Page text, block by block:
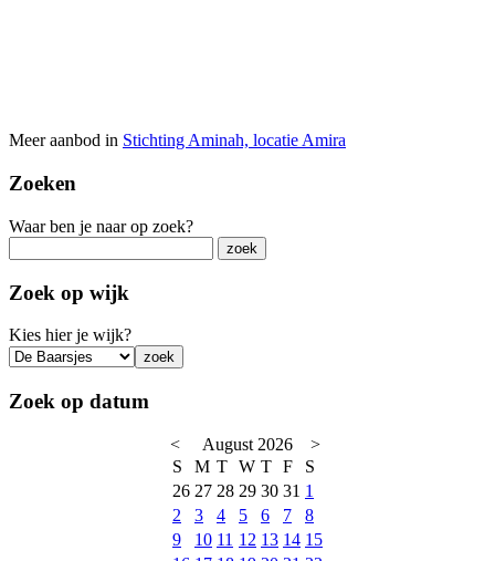
Meer aanbod in Stichting Aminah, locatie Amira
Zoeken
Waar ben je naar op zoek?
Zoek op wijk
Kies hier je wijk?
Zoek op datum
< August 2026
>
S
M T W T F
S
26 27 28 29 30 31 1
2
3 4 5 6 7
8
9
10 11 12 13 14 15